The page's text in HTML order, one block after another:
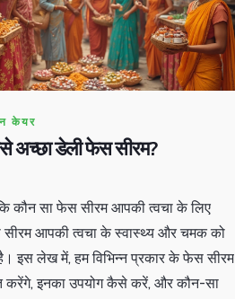
केयर
अच्छा डेली फेस सीरम?
कौन सा फेस सीरम आपकी त्वचा के लिए
सीरम आपकी त्वचा के स्वास्थ्य और चमक को
इस लेख में, हम विभिन्न प्रकार के फेस सीरम
करेंगे, इनका उपयोग कैसे करें, और कौन-सा